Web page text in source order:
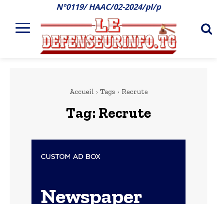
N°0119/ HAAC/02-2024/pl/p
Accueil Tags Recrute
Tag: Recrute